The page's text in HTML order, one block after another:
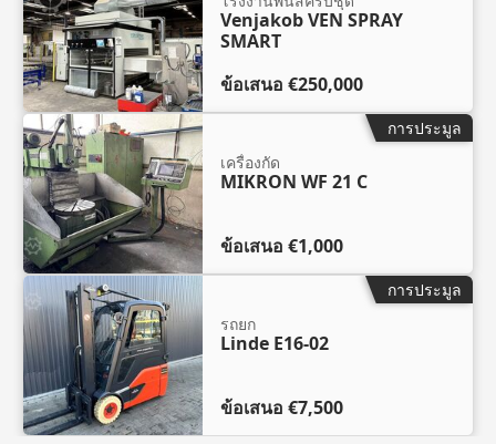
Venjakob VEN SPRAY
SMART
ข้อเสนอ €250,000
เครื่องกัด
MIKRON WF 21 C
ข้อเสนอ €1,000
การประมูล
รถยก
Linde E16-02
ข้อเสนอ €7,500
การประมูล